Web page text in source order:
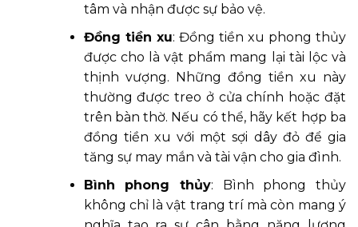
tâm và nhận được sự bảo vệ.
Đồng tiền xu: Đồng tiền xu phong thủy
được cho là vật phẩm mang lại tài lộc và
thịnh vượng. Những đồng tiền xu này
thường được treo ở cửa chính hoặc đặt
trên bàn thờ. Nếu có thể, hãy kết hợp ba
đồng tiền xu với một sợi dây đỏ để gia
tăng sự may mắn và tài vận cho gia đình.
Bình phong thủy: Bình phong thủy
không chỉ là vật trang trí mà còn mang ý